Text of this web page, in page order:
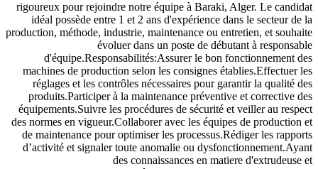
الهندسة
operateur machine